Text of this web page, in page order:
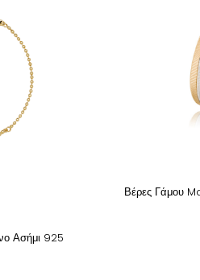
Ασήμι 925
Βέρες Γάμου